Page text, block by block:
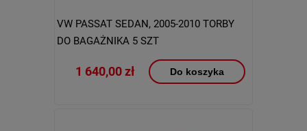
VW PASSAT SEDAN, 2005-2010 TORBY
DO BAGAŻNIKA 5 SZT
1 640,00 zł Do koszyka